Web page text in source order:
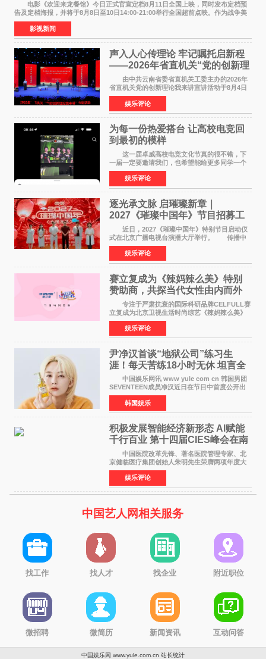
电影《欢迎来龙餐馆》今日正式官宣定档8月11日全国上映，同时发布定档预
告及定档海报，并将于8月8日至10日14:00-21:00举行全国超前点映。作为战争美
食大片，影片讲述的是中国厨师徐福（沈腾
影视新闻
声入人心传理论 牢记嘱托启新程
——2026年省直机关“党的创新理
论我来讲”宣讲活动圆满落幕
由中共云南省委省直机关工委主办的2026年
省直机关党的创新理论我来讲宣讲活动于8月4日
至5日在昆明举办。活动以 "牢记嘱托 感恩奋进
开创云南发展新局面 "为主题，坚持以新时代中国
特色社会主义
娱乐评论
为每一份热爱搭台 让高校电竞回
到最初的模样
这一届卓威高校电竞文化节真的很不错，下
一届一定要邀请我们，也希望能给更多同学一个
来到现场的机会。 2026卓威高校电竞文化节
已经落下帷幕，在活动结束后，仍有不少高校电
竞社负责人和现
娱乐评论
逐光承文脉 启璀璨新章｜
2027《璀璨中国年》节目招募工
作圆满启动
近日，2027《璀璨中国年》特别节目启动仪
式在北京广播电视台演播大厅举行。 传播中
华优秀传统文化，弘扬纯正国风艺术，打造高规
格、高质感、正能量的文艺盛典，是璀璨中国年
矢志不渝的初心
娱乐评论
赛立复成为《辣妈辣么美》特别
赞助商，共探当代女性由内而外
活力美
专注于严肃抗衰的国际科研品牌CELFULL赛
立复成为北京卫视生活时尚综艺《辣妈辣么美》
的特别赞助商,明星辣妈袁咏仪倾情参与，向广大
都市女性传递健康生活新主张，寄语当代女性在
家庭与自我之间
娱乐评论
尹净汉首谈“地狱公司”练习生
涯！每天苦练18小时无休 坦言全
靠成员撑过来
中国娱乐网讯 www yule com cn 韩国男团
SEVENTEEN成员净汉近日在节目中首度公开出
道前的残酷练习生经历，并提及经纪公司Pledis
娱乐，引发广泛关注。 在8月2日播出的日本
TBS综艺节目《周
韩国娱乐
积极发展智能经济新形态 Al赋能
千行百业 第十四届CIES峰会在南
京盛大召开
中国医院改革先锋、著名医院管理专家、北
京健临医疗集团创始人朱明先生荣膺两项年度大
奖 2026年7月31日，盛夏金陵，长江之畔，
以重落地·真务实·强链接为主题的2026&lsquo;人
工智能+&rsquo
娱乐评论
中国艺人网相关服务
找工作 找人才 找企业 附近职位
微招聘 微简历 新闻资讯 互动问答
中国娱乐网 www.yule.com.cn 站长统计